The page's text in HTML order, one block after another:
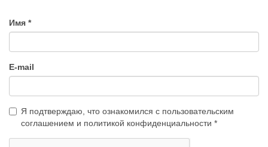
Имя
E-mail
Я подтверждаю, что ознакомился с пользовательским
соглашением и политикой конфиденциальности